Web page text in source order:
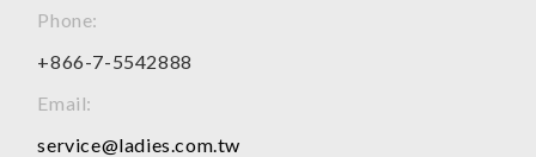
Phone:
+866-7-5542888
Email:
service@ladies.com.tw